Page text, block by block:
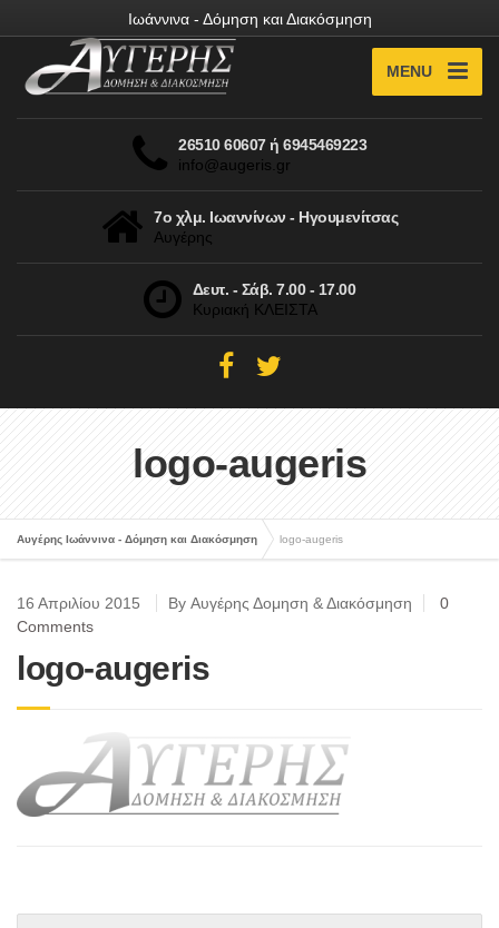
Ιωάννινα - Δόμηση και Διακόσμηση
MENU
26510 60607 ή 6945469223
info@augeris.gr
7ο χλμ. Ιωαννίνων - Ηγουμενίτσας
Αυγέρης
Δευτ. - Σάβ. 7.00 - 17.00
Κυριακή ΚΛΕΙΣΤΑ
logo-augeris
Αυγέρης Ιωάννινα - Δόμηση και Διακόσμηση logo-augeris
16 Απριλίου 2015 By Αυγέρης Δομηση & Διακόσμηση
0
Comments
logo-augeris